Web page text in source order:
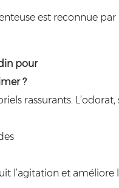
est reconnue par
pour
?
rassurants.
l’agitation et améliore